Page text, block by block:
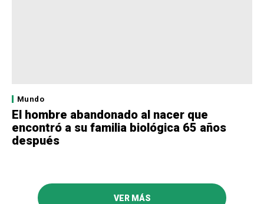
Mundo
El hombre abandonado al nacer que
encontró a su familia biológica 65 años
después
VER MÁS